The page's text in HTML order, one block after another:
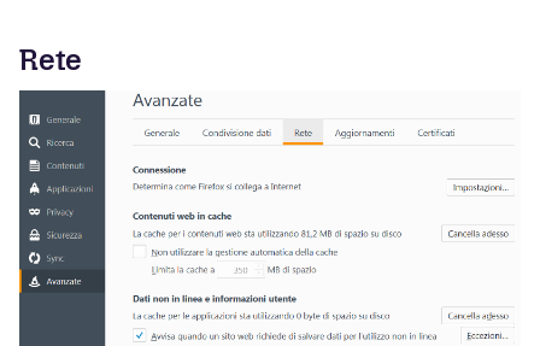
Rete